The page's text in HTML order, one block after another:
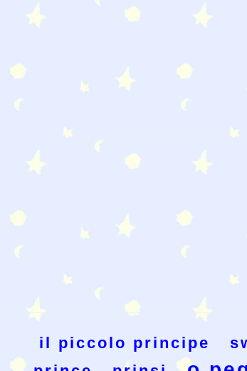
il piccolo principe